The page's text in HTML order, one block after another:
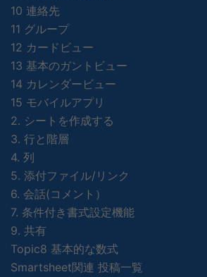
10 連絡先
11 グループ
12 カードビュー
13 基本のガントビュー
14 カレンダービュー
15 モバイルアプリ
2. シートを作成する
3. 行と階層
4. 列
5. 添付ファイル/リンク
6. 会話(コメント）
7. 条件付き書式設定機能
9. 共有
Topic8 基本的な数式
Smartsheet関連 投稿一覧